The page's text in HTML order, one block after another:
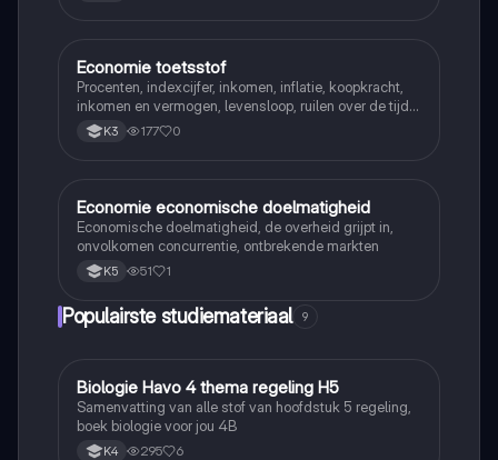
Economie
Economie toetsstof
Procenten, indexcijfer, inkomen, inflatie, koopkracht,
inkomen en vermogen, levensloop, ruilen over de tijd,
rente (interest), spaarrekening en spaardeposito,
particuliere verzekeringen, averechtse selectie, moral
K3 177 0
Economie
Economie economische doelmatigheid
Economische doelmatigheid, de overheid grijpt in,
onvolkomen concurrentie, ontbrekende markten
K5 51 1
Populairste studiemateriaal 9
Biologie
Biologie Havo 4 thema regeling H5
Samenvatting van alle stof van hoofdstuk 5 regeling,
boek biologie voor jou 4B
K4 295 6